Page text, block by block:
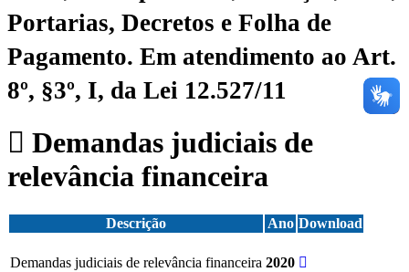
Portarias, Decretos e Folha de
Pagamento. Em atendimento ao Art.
8º, §3º, I, da Lei 12.527/11
Demandas judiciais de
relevância financeira
Descrição Ano Download
Demandas judiciais de relevância financeira 2020